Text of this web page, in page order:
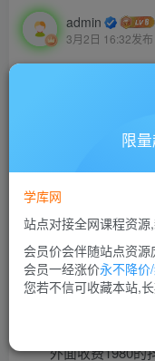
admin
3月2日 16:32发布
此内容为付费资源，
您当
外面收费1980的
限
学库网
站点对接全网课程资源
会员价会伴随站点资
会员一经涨价永不降价
您若不信可收藏本站,